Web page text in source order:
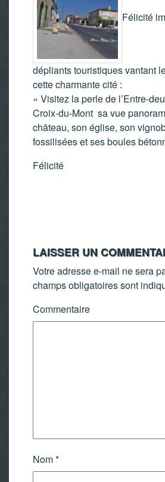
Félicité
dépliants touristiques vantant
cette charmante cité :
« Visitez la perle de l’Entre-
Croix-du-Mont sa vue
château, son église, son
fossilisées et ses boules
Félicité
LAISSER UN
Votre adresse e-mail ne sera
champs obligatoires sont
Commentaire
Nom*